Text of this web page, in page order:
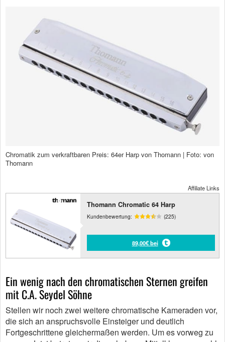
Chromatik zum verkraftbaren Preis: 64er Harp von Thomann | Foto: von
Thomann
Affiliate Links
Thomann Chromatic 64 Harp
Kundenbewertung: (225)
89,00€ bei
Ein wenig nach den chromatischen Sternen greifen
mit C.A. Seydel Söhne
Stellen wir noch zwei weitere chromatische Kameraden vor,
die sich an anspruchsvolle Einsteiger und deutlich
Fortgeschrittene gleichermaßen werden. Um es vorweg zu